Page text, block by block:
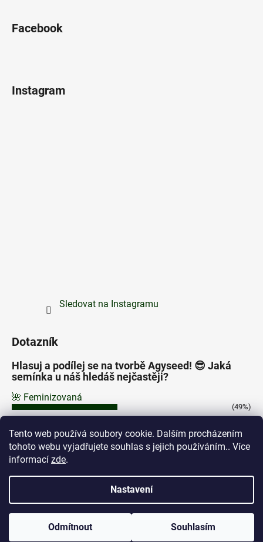
Tento web používá soubory cookie. Dalším procházením
tohoto webu vyjadřujete souhlas s jejich používáním.. Více
informací zde.
Nastavení
Odmítnout Souhlasím
Facebook
Instagram
Sledovat na Instagramu
Dotazník
Hlasuj a podílej se na tvorbě Agyseed! 😎 Jaká
semínka u náš hledáš nejčastěji?
🌺 Feminizovaná
(49%)
⚡ Autoflowering
(43%)
🌿 Regular
Vytvořil Shoptet